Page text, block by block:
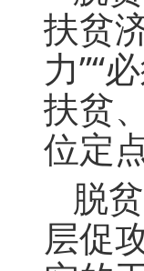
扶贫
力”“
扶贫
位定
脱
层促